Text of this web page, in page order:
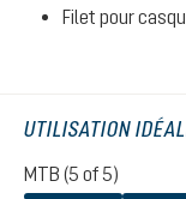
Filet pour
UTILISATION
MTB (5 of 5)